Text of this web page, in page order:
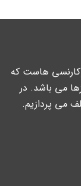
هاست که
می باشد. در
می پردازیم.